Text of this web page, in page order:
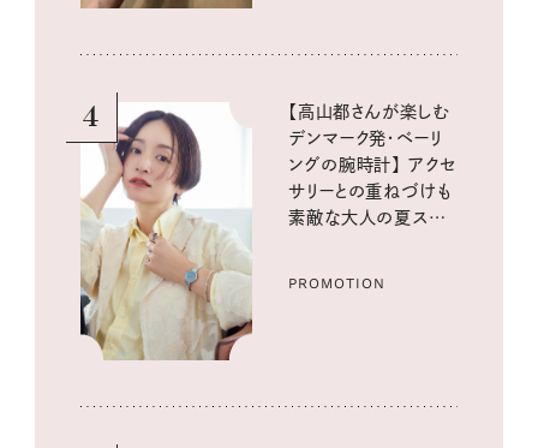
4
【高山都さんが楽しむ
デンマーク発・ベーリ
ングの腕時計】 アクセ
サリーとの重ねづけも
素敵な大人の夏スタイ
PROMOTION